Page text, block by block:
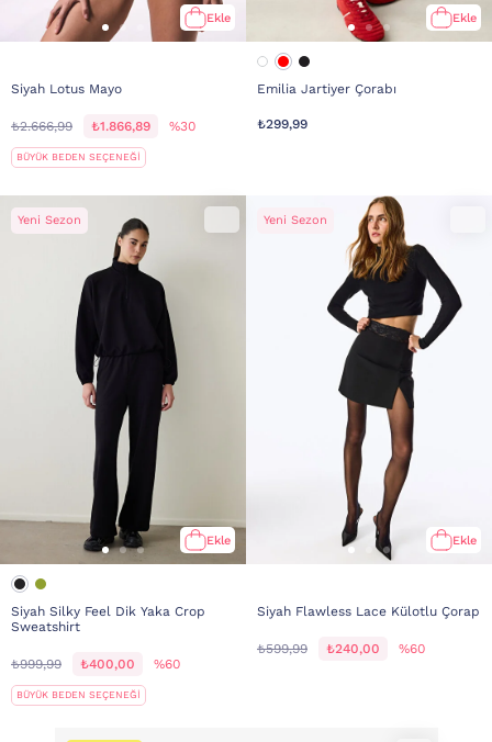
Ekle
Siyah Lotus Mayo
₺2.666,99 ₺1.866,89 %30
BÜYÜK BEDEN SEÇENEĞİ
Ekle
Emilia Jartiyer Çorabı
₺299,99
Yeni Sezon
Ekle
Siyah Silky Feel Dik Yaka Crop
Sweatshirt
₺999,99 ₺400,00 %60
BÜYÜK BEDEN SEÇENEĞİ
Yeni Sezon
Ekle
Siyah Flawless Lace Külotlu Çorap
₺599,99 ₺240,00 %60